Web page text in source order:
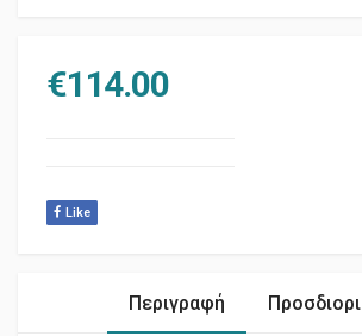
€114.00
Like
Περιγραφή